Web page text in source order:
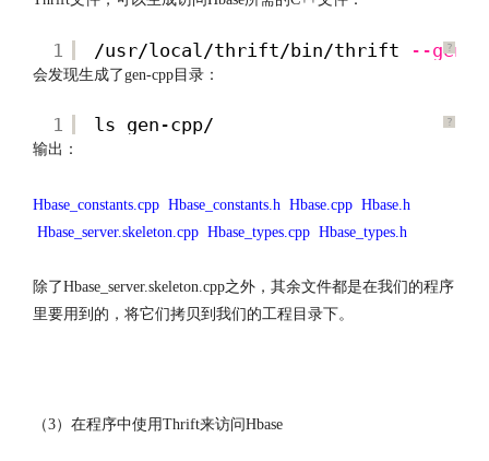
?
1 /usr/local/thrift/bin/thrift --gen
会发现生成了gen-cpp目录：
?
1 ls gen-cpp/
输出：
Hbase_constants.cpp Hbase_constants.h Hbase.cpp Hbase.h
Hbase_server.skeleton.cpp Hbase_types.cpp Hbase_types.h
除了Hbase_server.skeleton.cpp之外，其余文件都是在我们的程序
里要用到的，将它们拷贝到我们的工程目录下。
（3）在程序中使用Thrift来访问Hbase